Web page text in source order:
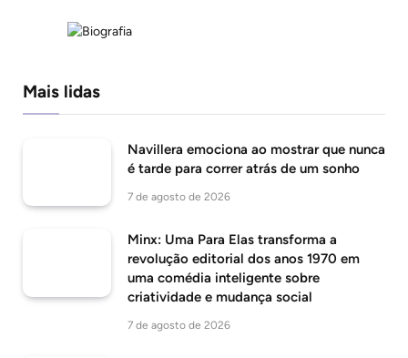
Mais lidas
Navillera emociona ao mostrar que nunca
é tarde para correr atrás de um sonho
7 de agosto de 2026
Minx: Uma Para Elas transforma a
revolução editorial dos anos 1970 em
uma comédia inteligente sobre
criatividade e mudança social
7 de agosto de 2026